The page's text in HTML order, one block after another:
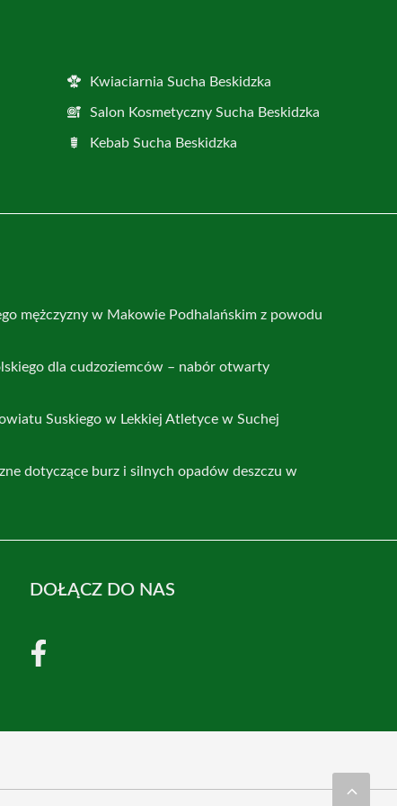
Kwiaciarnia Sucha Beskidzka
Salon Kosmetyczny Sucha Beskidzka
Kebab Sucha Beskidzka
mężczyzny w Makowie Podhalańskim z powodu
dla cudzoziemców – nabór otwarty
Suskiego w Lekkiej Atletyce w Suchej
dotyczące burz i silnych opadów deszczu w
DOŁĄCZ DO NAS